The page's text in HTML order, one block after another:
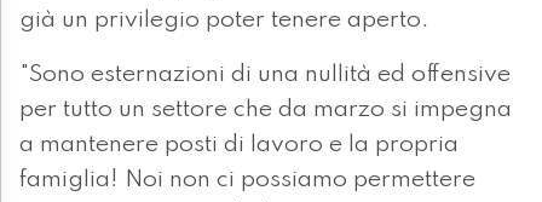
già un privilegio poter tenere aperto.
"Sono esternazioni di una nullità ed offensive
per tutto un settore che da marzo si impegna
a mantenere posti di lavoro e la propria
famiglia! Noi non ci possiamo permettere